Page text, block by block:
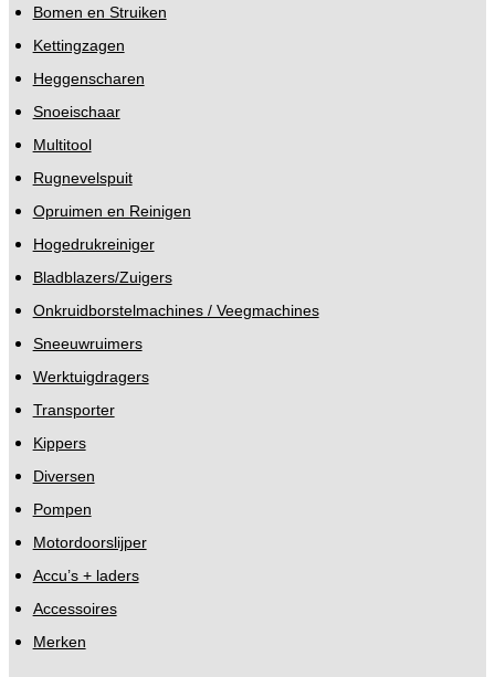
Bomen en Struiken
Kettingzagen
Heggenscharen
Snoeischaar
Multitool
Rugnevelspuit
Opruimen en Reinigen
Hogedrukreiniger
Bladblazers/Zuigers
Onkruidborstelmachines / Veegmachines
Sneeuwruimers
Werktuigdragers
Transporter
Kippers
Diversen
Pompen
Motordoorslijper
Accu’s + laders
Accessoires
Merken